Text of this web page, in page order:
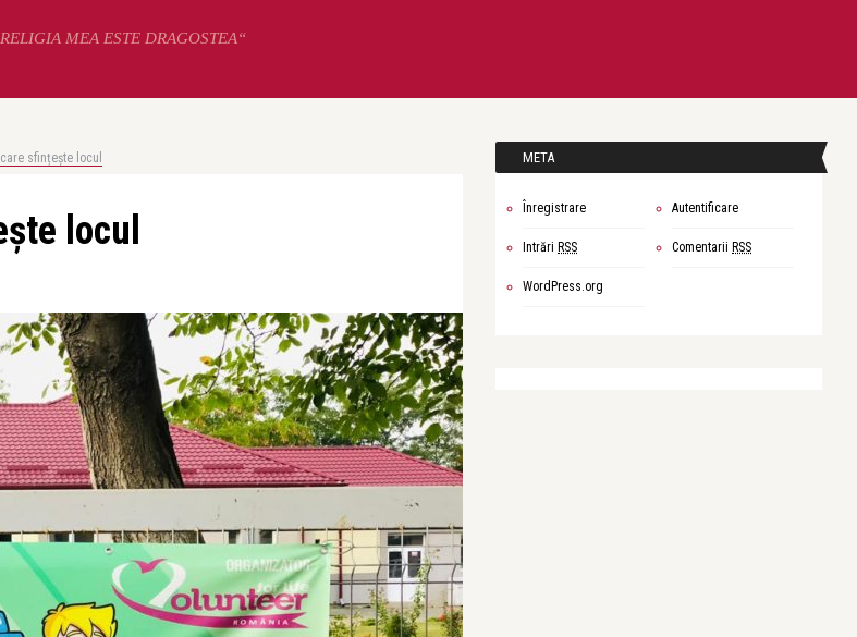
„RELIGIA MEA ESTE DRAGOSTEA“
sfințește locul
locul
META
Înregistrare Autentificare
Intrări RSS Comentarii RSS
WordPress.org